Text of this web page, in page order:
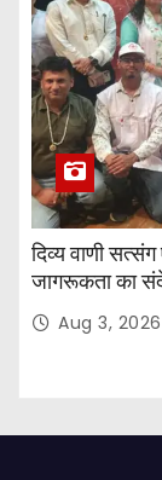
दिव्य वाणी
जागरूकता का
संकल्पAug 3, 2026